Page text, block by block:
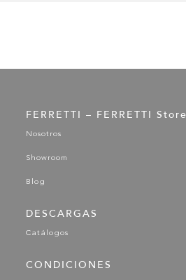
FERRETTI – FERRETTI Store
Nosotros
Showroom
Blog
DESCARGAS
Catálogos
CONDICIONES